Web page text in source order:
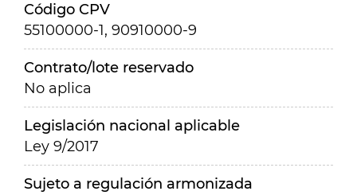
Código CPV
55100000-1, 90910000-9
Contrato/lote reservado
No aplica
Legislación nacional aplicable
Ley 9/2017
Sujeto a regulación armonizada